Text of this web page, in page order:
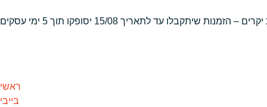
יקרים – הזמנות שיתקבלו עד לתאריך 15/08 יסופקו תוך 5 ימי עסקים
ראשי
בייבי